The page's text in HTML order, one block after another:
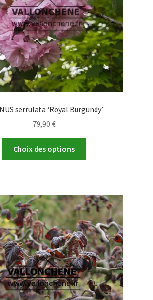
serrulata ‘Royal Burgundy’
79,90 €
Choix des options
Les
options
peuvent
être
choisies
sur
la
page